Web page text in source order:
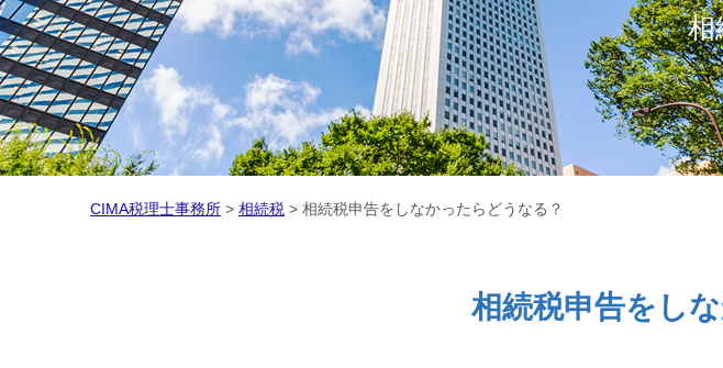
相
CIMA税理士事務所 > 相続税 > 相続税申告をしなかったらどうなる？
相続税申告をし